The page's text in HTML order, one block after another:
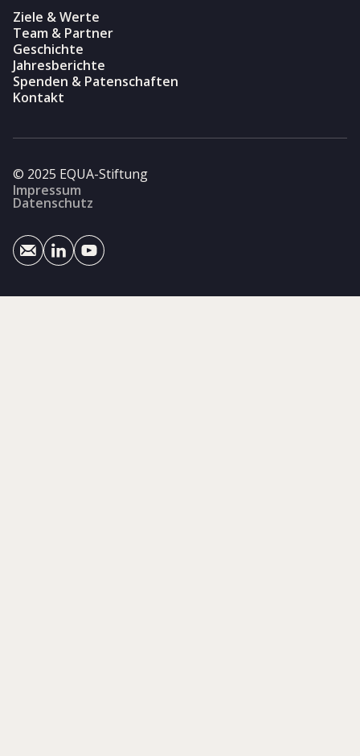
Ziele & Werte
Team & Partner
Geschichte
Jahresberichte
Spenden & Patenschaften
Kontakt
© 2025 EQUA-Stiftung
Impressum
Datenschutz